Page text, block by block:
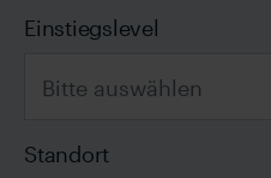
Bitte auswählen
Technisch
Einstiegslevel
Bitte auswählen
Bitte auswählen
Standort